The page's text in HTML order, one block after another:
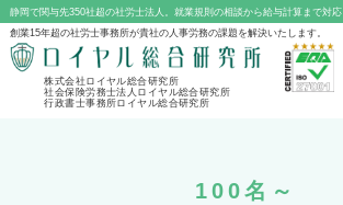
静岡で関与先350社超の社労士法人。就業規則の相談から給与計算まで対応
創業15年超の社労士事務所が貴社の人事労務の課題を解決いたします。
株式会社ロイヤル総合研究所
社会保険労務士法人ロイヤル総合研究所
行政書士事務所ロイヤル総合研究所
100名～